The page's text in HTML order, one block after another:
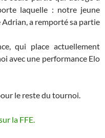
laquelle : notre jeune
a remporté sa partie
qui place actuellement
avec une performance Elo
le reste du tournoi.
la FFE.